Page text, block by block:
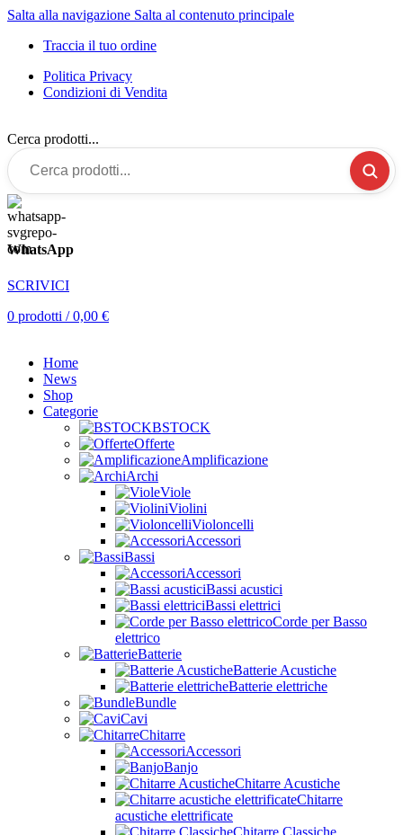
Salta alla navigazione Salta al contenuto principale
Traccia il tuo ordine
Politica Privacy
Condizioni di Vendita
Cerca prodotti...
WhatsApp
SCRIVICI
0 prodotti / 0,00 €
Home
News
Shop
Categorie
BSTOCK
Offerte
Amplificazione
Archi
Viole
Violini
Violoncelli
Accessori
Bassi
Accessori
Bassi acustici
Bassi elettrici
Corde per Basso
elettrico
Batterie
Batterie Acustiche
Batterie elettriche
Bundle
Cavi
Chitarre
Accessori
Banjo
Chitarre Acustiche
Chitarre
acustiche elettrificate
Chitarre Classiche